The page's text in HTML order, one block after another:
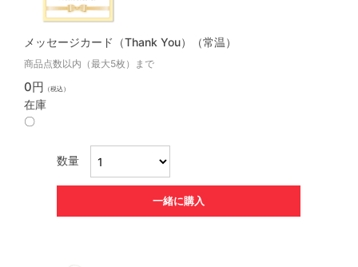
メッセージカード（Thank You）（常温）
商品点数以内（最大5枚）まで
0円 （税込）
在庫
〇
数量
一緒に購入